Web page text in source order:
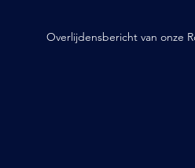
Overlijdensbericht van onze